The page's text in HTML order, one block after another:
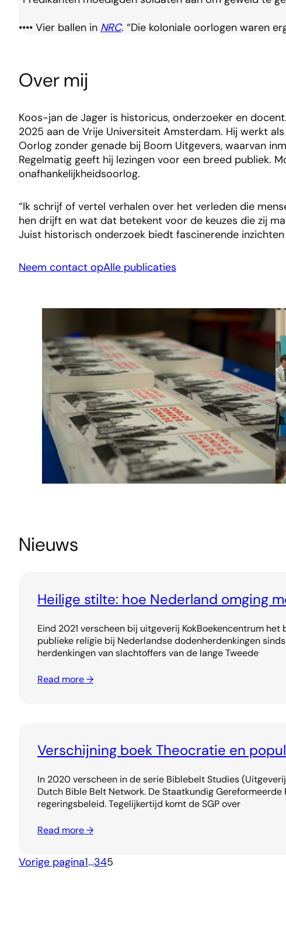
•••• Vier ballen in NRC. “Die koloniale oorlogen waren
Over mij
Koos-jan de Jager is historicus, onderzoeker en
2025 aan de Vrije Universiteit Amsterdam. Hij werkt
Oorlog zonder genade bij Boom Uitgevers, waarvan
Regelmatig geeft hij lezingen voor een breed publiek.
onafhankelijkheidsoorlog.
“Ik schrijf of vertel verhalen over het verleden die
hen drijft en wat dat betekent voor de keuzes die zij
Juist historisch onderzoek biedt fascinerende inzichten
Neem contact opAlle publicaties
Nieuws
Heilige stilte: hoe Nederland omging
Eind 2021 verscheen bij uitgeverij KokBoekencentrum
publieke religie bij Nederlandse dodenherdenkingen
herdenkingen van slachtoffers van de lange Tweede
Read more →
Verschijning boek Theocratie en
In 2020 verscheen in de serie Biblebelt Studies
Dutch Bible Belt Network. De Staatkundig
regeringsbeleid. Tegelijkertijd komt de SGP over
Read more →
Vorige pagina1…345